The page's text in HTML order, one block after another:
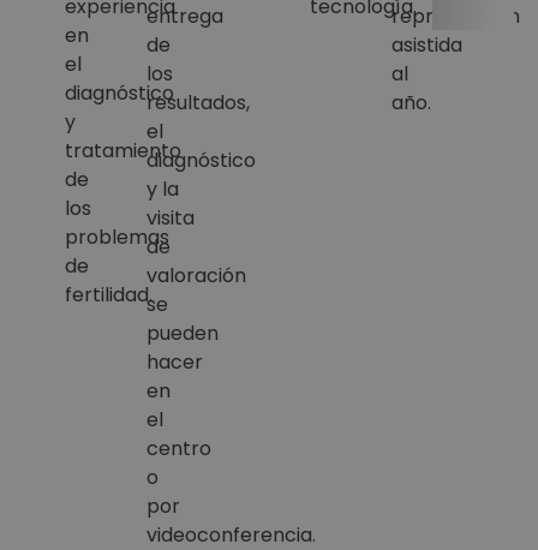
experiencia
en
el
diagnóstico
y
tratamiento
de
los
problemas
de
fertilidad.
entrega
de
los
resultados,
el
diagnóstico
y la
visita
de
valoración
se
pueden
hacer
en
el
centro
o
por
videoconferencia.
tecnología.reproducción
asistida
al
año.